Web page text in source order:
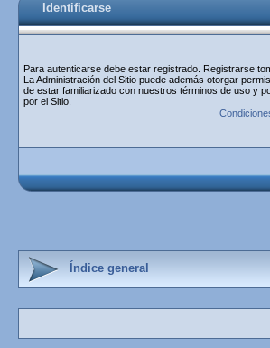
Identificarse
Para autenticarse debe estar registrado. Registrarse
La Administración del Sitio puede además otorgar
de estar familiarizado con nuestros términos de uso y
por el Sitio.
Índice general